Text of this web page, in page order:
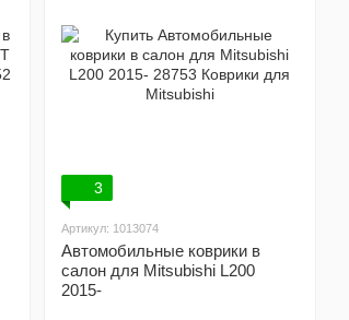
3
Артикул: 1013074
Автомобильные коврики в
салон для Mitsubishi L200
2015-